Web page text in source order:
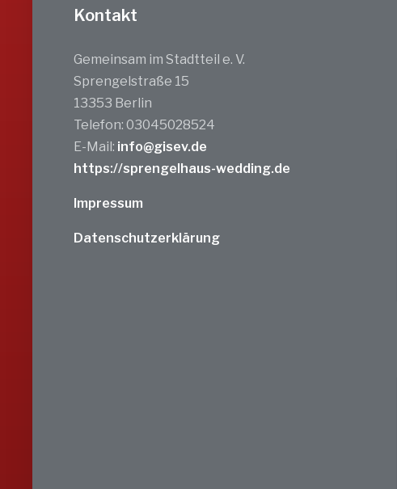
Kontakt
Gemeinsam im Stadtteil e. V.
Sprengelstraße 15
13353 Berlin
Telefon: 03045028524
E-Mail: info@gisev.de
https://sprengelhaus-wedding.de
Impressum
Datenschutzerklärung